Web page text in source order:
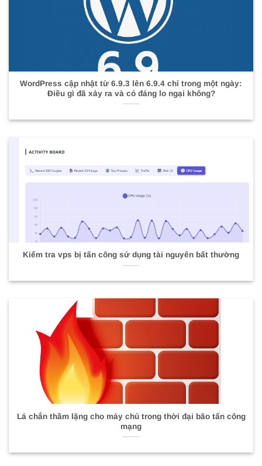
WordPress cập nhật từ 6.9.3 lên 6.9.4 chỉ trong một ngày:
Điều gì đã xảy ra và có đáng lo ngại không?
Kiểm tra vps bị tấn công sử dụng tài nguyên bất thường
Lá chắn thầm lặng cho máy chủ trong thời đại bão tấn công
mạng